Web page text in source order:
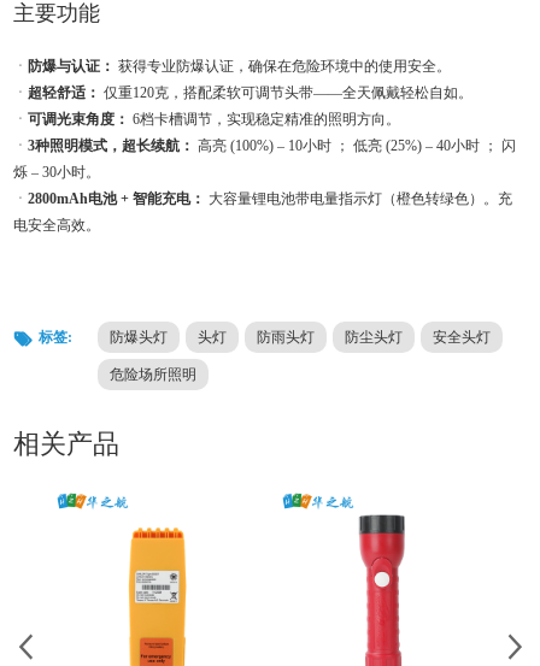
主要功能
ㆍ 防爆与认证： 获得专业防爆认证，确保在危险环境中的使用安全。
ㆍ超轻舒适： 仅重120克，搭配柔软可调节头带——全天佩戴轻松自如。
ㆍ可调光束角度： 6档卡槽调节，实现稳定精准的照明方向。
ㆍ3种照明模式，超长续航： 高亮 (100%) – 10小时 ； 低亮 (25%) – 40小时 ； 闪
烁 – 30小时。
ㆍ2800mAh电池 + 智能充电： 大容量锂电池带电量指示灯（橙色转绿色）。充
电安全高效。
标签: 防爆头灯 头灯 防雨头灯 防尘头灯 安全头灯
危险场所照明
相关产品